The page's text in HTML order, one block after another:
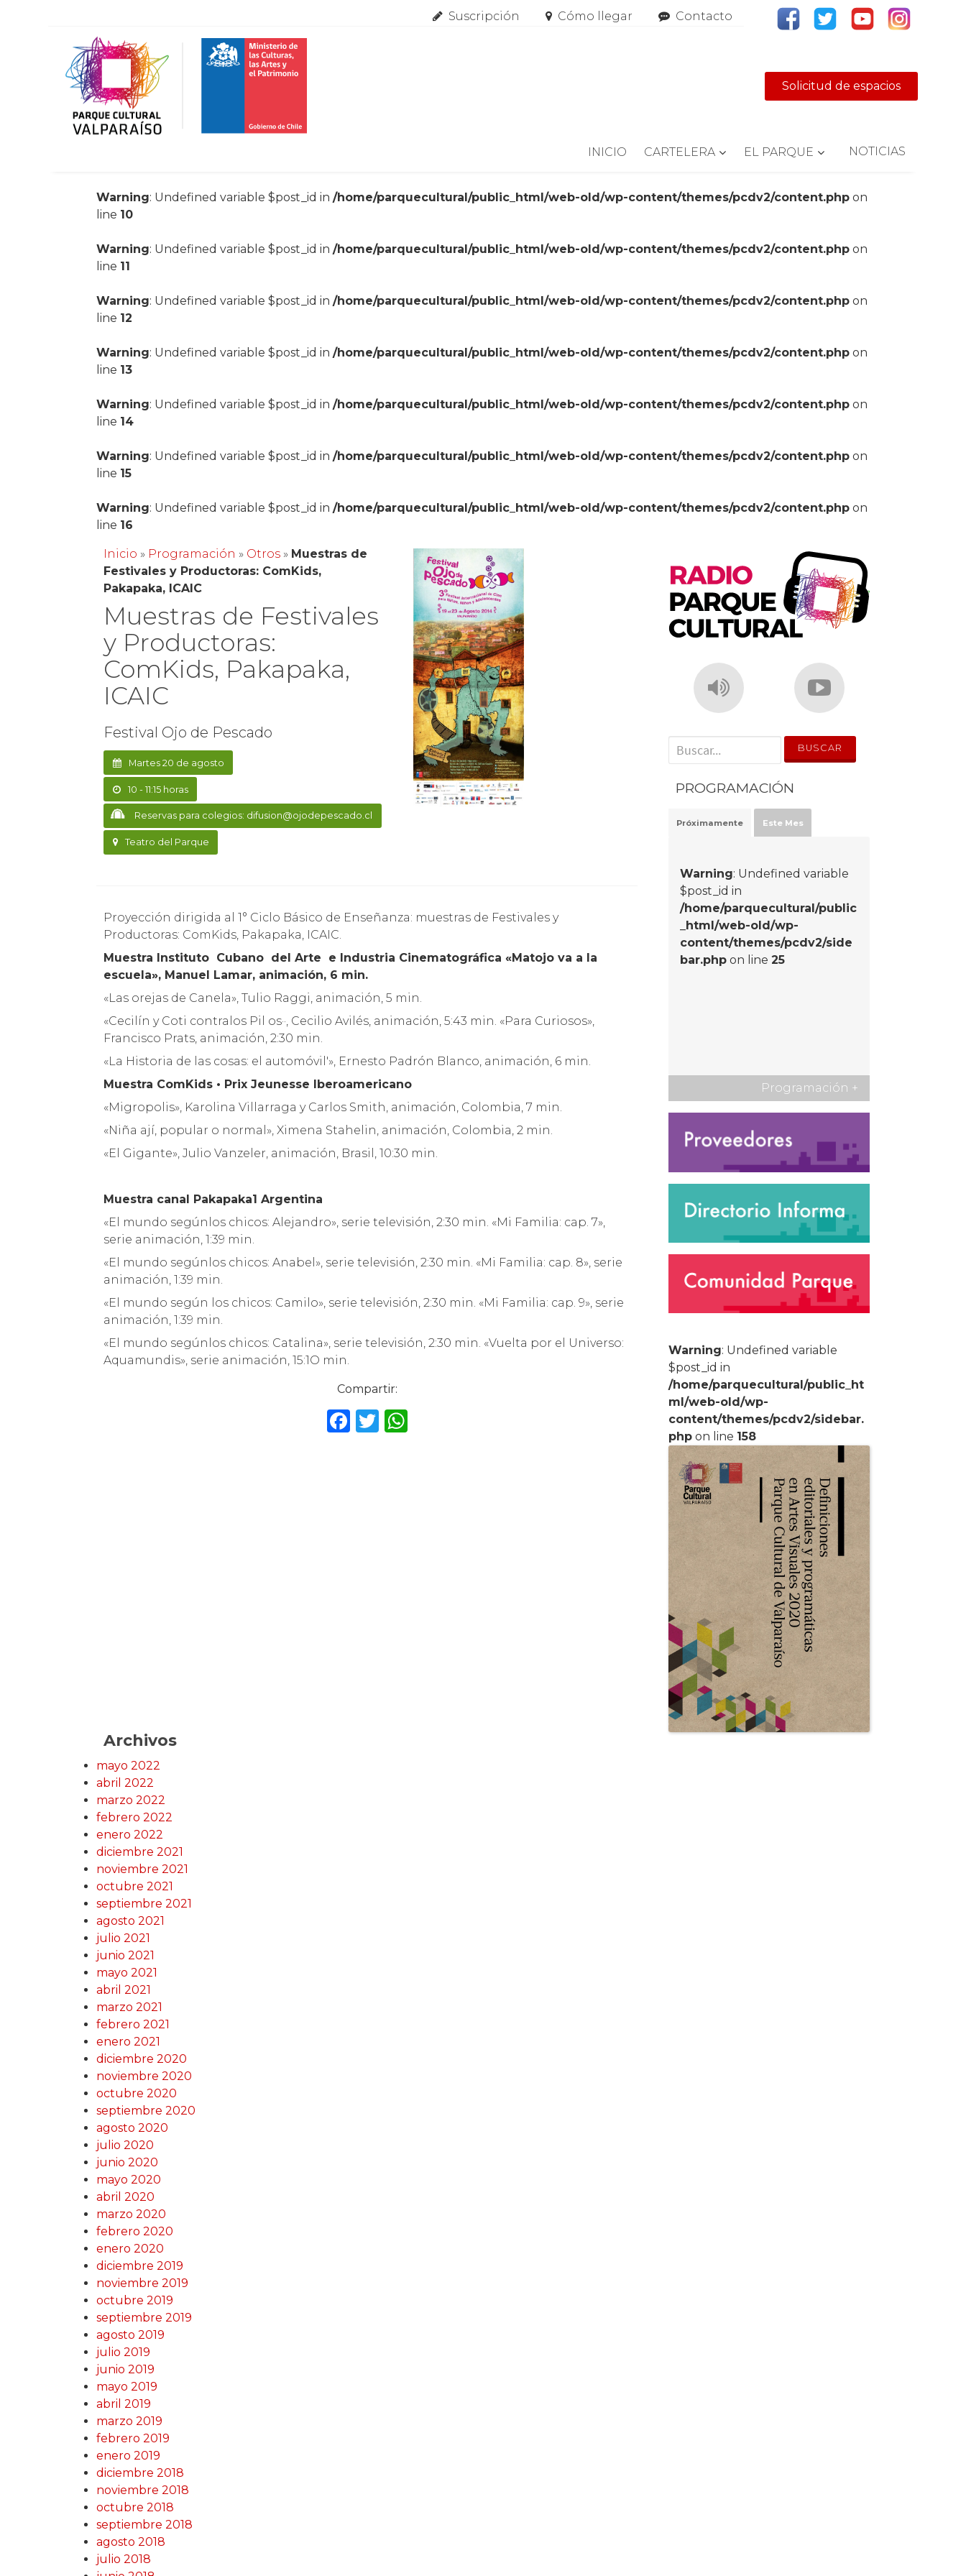
Suscripción Cómo llegar Contacto
Solicitud de espacios
INICIO CARTELERA EL PARQUE NOTICIAS
Warning: Undefined variable $post_id in/home/parquecultural/public_html/web-old/wp-content/themes/pcdv2/content.php on
line 10
Warning: Undefined variable $post_id in/home/parquecultural/public_html/web-old/wp-content/themes/pcdv2/content.php on
line 11
Warning: Undefined variable $post_id in/home/parquecultural/public_html/web-old/wp-content/themes/pcdv2/content.php on
line 12
Warning: Undefined variable $post_id in/home/parquecultural/public_html/web-old/wp-content/themes/pcdv2/content.php on
line 13
Warning: Undefined variable $post_id in/home/parquecultural/public_html/web-old/wp-content/themes/pcdv2/content.php on
line 14
Warning: Undefined variable $post_id in/home/parquecultural/public_html/web-old/wp-content/themes/pcdv2/content.php on
line 15
Warning: Undefined variable $post_id in/home/parquecultural/public_html/web-old/wp-content/themes/pcdv2/content.php on
line 16
Inicio » Programación » Otros » Muestras de
Festivales y Productoras: ComKids,
Pakapaka, ICAIC
Muestras de Festivales
y Productoras:
ComKids, Pakapaka,
ICAIC
Festival Ojo de Pescado
Martes 20 de agosto
10 - 11:15 horas
Reservas para colegios: difusion@ojodepescado.cl
Teatro del Parque
Proyección dirigida al 1° Ciclo Básico de Enseñanza: muestras de Festivales y
Productoras: ComKids, Pakapaka, ICAIC.
Muestra Instituto Cubano del Arte e Industria Cinematográfica «Matojo va a la
escuela», Manuel Lamar, animación, 6 min.
«Las orejas de Canela», Tulio Raggi, animación, 5 min.
«Cecilín y Coti contralos Pil os··, Cecilio Avilés, animación, 5:43 min. «Para Curiosos»,
Francisco Prats, animación, 2:30 min.
«La Historia de las cosas: el automóvil'», Ernesto Padrón Blanco, animación, 6 min.
Muestra ComKids • Prix Jeunesse Iberoamericano
«Migropolis», Karolina Villarraga y Carlos Smith, animación, Colombia, 7 min.
«Niña ají, popular o normal», Ximena Stahelin, animación, Colombia, 2 min.
«El Gigante», Julio Vanzeler, animación, Brasil, 10:30 min.
Muestra canal Pakapaka1 Argentina
«El mundo segúnlos chicos: Alejandro», serie televisión, 2:30 min. «Mi Familia: cap. 7»,
serie animación, 1:39 min.
«El mundo segúnlos chicos: Anabel», serie televisión, 2:30 min. «Mi Familia: cap. 8», serie
animación, 1:39 min.
«El mundo según los chicos: Camilo», serie televisión, 2:30 min. «Mi Familia: cap. 9», serie
animación, 1:39 min.
«El mundo segúnlos chicos: Catalina», serie televisión, 2:30 min. «Vuelta por el Universo:
Aquamundis», serie animación, 15:1O min.
Compartir:
F T W
' . __('Search for:') . '
PROGRAMACIÓN
Próximamente Este Mes
Warning: Undefined variable
$post_id in
/home/parquecultural/public
_html/web-old/wp-
content/themes/pcdv2/side
bar.php on line25
Programación +
Warning: Undefined variable
$post_id in
/home/parquecultural/public_ht
ml/web-old/wp-
content/themes/pcdv2/sidebar.
php on line 158
Archivos
mayo 2022
abril 2022
marzo 2022
febrero 2022
enero 2022
diciembre 2021
noviembre 2021
octubre 2021
septiembre 2021
agosto 2021
julio 2021
junio 2021
mayo 2021
abril 2021
marzo 2021
febrero 2021
enero 2021
diciembre 2020
noviembre 2020
octubre 2020
septiembre 2020
agosto 2020
julio 2020
junio 2020
mayo 2020
abril 2020
marzo 2020
febrero 2020
enero 2020
diciembre 2019
noviembre 2019
octubre 2019
septiembre 2019
agosto 2019
julio 2019
junio 2019
mayo 2019
abril 2019
marzo 2019
febrero 2019
enero 2019
diciembre 2018
noviembre 2018
octubre 2018
septiembre 2018
agosto 2018
julio 2018